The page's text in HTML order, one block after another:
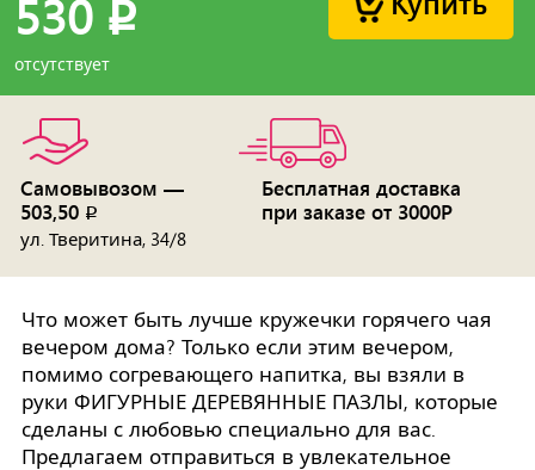
530 p
отсутствует
Самовывозом —
503,50 p
ул. Тверитина, 34/8
Бесплатная доставка
при заказе от 3000Р
Что может быть лучше кружечки горячего чая
вечером дома? Только если этим вечером,
помимо согревающего напитка, вы взяли в
руки ФИГУРНЫЕ ДЕРЕВЯННЫЕ ПАЗЛЫ, которые
сделаны с любовью специально для вас.
Предлагаем отправиться в увлекательное